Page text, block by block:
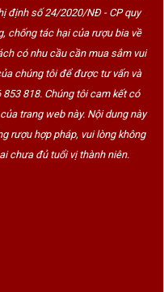
định số 24/2020/NĐ - CP quy
chống tác hại của rượu bia về
có nhu cầu cần mua sắm vui
chúng tôi để được tư vấn và
818. Chúng tôi cam kết có
trang web này. Nội dung này
rượu hợp pháp, vui lòng không
chưa đủ tuổi vị thành niên.